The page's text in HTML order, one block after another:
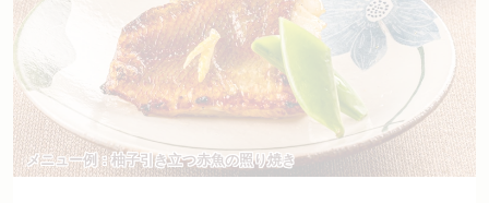
メニュー例：柚子引き立つ赤魚の照り焼き